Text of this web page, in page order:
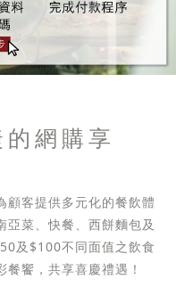
網購享
顧客提供多元化的餐飲體
亞菜、快餐、西餅麵包及
及$100不同面值之飲食
饗，共享喜慶禮遇！